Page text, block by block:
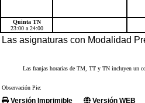
Quinta TN
23:00 a 24:00
Las asignaturas con Modalidad
Las franjas horarias de TM, TT y TN incluyen un
Observación Pie:
Versión Imprimible Versión WEB